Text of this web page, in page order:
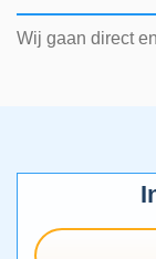
Wij gaan direct